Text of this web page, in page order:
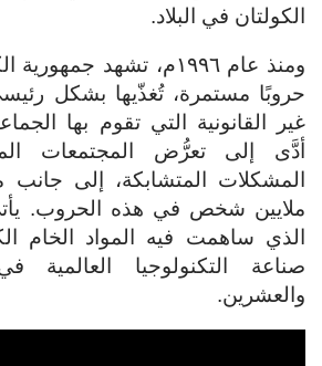
الكولتان في البلاد.
ومنذ عام ١٩٩٦م، تشهد
حروبًا مستمرة، تُغذّيها بشكل
غير القانونية التي تقوم بها
أدَّى إلى تعرُّض المجتمعات
ملايين شخص في هذه الحروب.
الذي ساهمت فيه المواد الخام
صناعة التكنولوجيا العالمية
والعشرين.